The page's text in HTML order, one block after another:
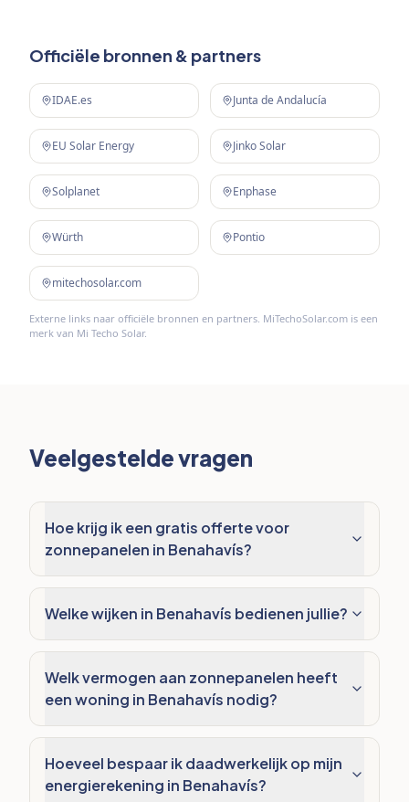
Officiële bronnen & partners
IDAE.es Junta de Andalucía
EU Solar Energy Jinko Solar
Solplanet Enphase
Würth Pontio
mitechosolar.com
Externe links naar officiële bronnen en partners. MiTechoSolar.com is een
merk van Mi Techo Solar.
Veelgestelde vragen
Hoe krijg ik een gratis offerte voor
zonnepanelen in Benahavís?
Welke wijken in Benahavís bedienen jullie?
Welk vermogen aan zonnepanelen heeft
een woning in Benahavís nodig?
Hoeveel bespaar ik daadwerkelijk op mijn
energierekening in Benahavís?